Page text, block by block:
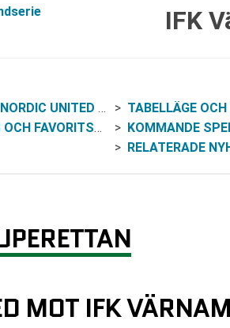
IFK
MOT IFK VÄRNAMO
TABELLÄGE
FAVORITSKAP
KOMMANDE
RELATERADE
MOT IFK